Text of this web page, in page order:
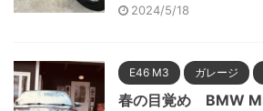
2024/5/18
E46 M3 ガレージ
春の目覚め BMW